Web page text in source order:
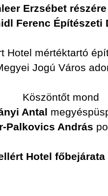
Erzsébet
Ferenc
Hotel mértéktartó
Jogú Város
Köszöntőt mond
Antal
Palkovics András
Hotel